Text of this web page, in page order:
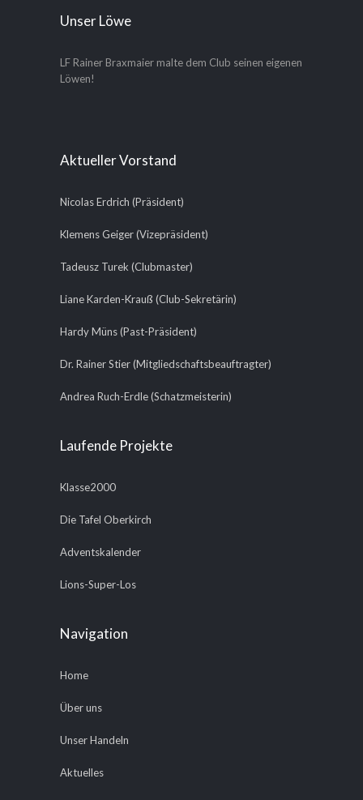
Unser Löwe
LF Rainer Braxmaier malte dem Club seinen eigenen
Löwen!
Aktueller Vorstand
Nicolas Erdrich (Präsident)
Klemens Geiger (Vizepräsident)
Tadeusz Turek (Clubmaster)
Liane Karden-Krauß (Club-Sekretärin)
Hardy Müns (Past-Präsident)
Dr. Rainer Stier (Mitgliedschaftsbeauftragter)
Andrea Ruch-Erdle (Schatzmeisterin)
Laufende Projekte
Klasse2000
Die Tafel Oberkirch
Adventskalender
Lions-Super-Los
Navigation
Home
Über uns
Unser Handeln
Aktuelles